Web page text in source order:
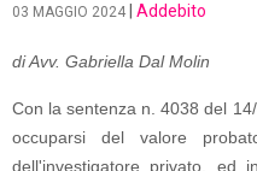
03 MAGGIO 2024 Addebito
di Avv. Gabriella Dal Molin
Con la sentenza n. 4038 del
occuparsi del valore
dell'investigatore privato, ed